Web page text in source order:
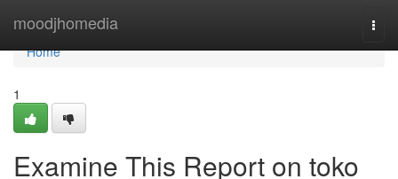
moodjhomedia
Home
Home
1
Examine This Report on toko